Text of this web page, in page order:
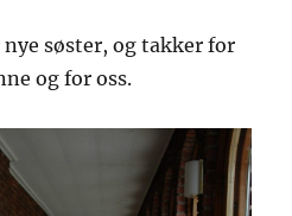
nye søster, og takker for
og for oss.